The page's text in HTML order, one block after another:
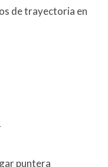
de trayectoria en
puntera